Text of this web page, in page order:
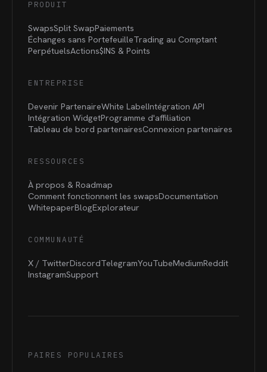
PRODUIT
SwapsSplit SwapPaiements
Échanges sans PortefeuilleTrading au Comptant
PerpétuelsActions$INS & Points
ENTREPRISE
Devenir PartenaireWhite LabelIntégration API
Intégration WidgetProgramme d'affiliation
Tableau de bord partenairesConnexion partenaires
RESSOURCES
À propos & Roadmap
Comment fonctionnent les swapsDocumentation
WhitepaperBlogExplorateur
COMMUNAUTÉ
X / TwitterDiscordTelegramYouTubeMediumReddit
InstagramSupport
PAIRES POPULAIRES